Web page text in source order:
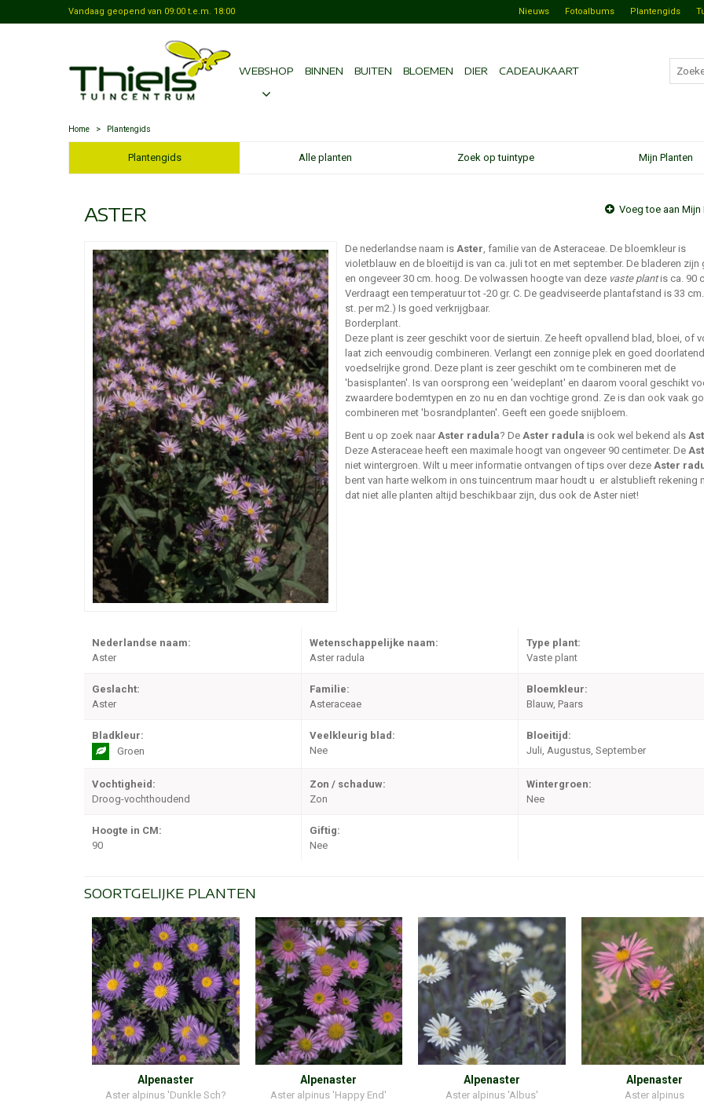
Home > Plantengids
Vandaag geopend van 09:00 t.e.m. 18:00 Nieuws Fotoalbums Plantengids
WEBSHOP BINNEN BUITEN BLOEMEN DIER CADEAUKAART
Plantengids Alle planten Zoek op tuintype Mijn Planten
ASTER Voeg toe aan Mijn
De nederlandse naam is Aster, familie van de Asteraceae. De bloemkleur is
violetblauw en de bloeitijd is van ca. juli tot en met september. De bladeren zijn
en ongeveer 30 cm. hoog. De volwassen hoogte van deze vaste plantis ca. 90
Verdraagt een temperatuur tot -20 gr. C. De geadviseerde plantafstand is 33
st. per m2.) Is goed verkrijgbaar.
Borderplant.
Deze plant is zeer geschikt voor de siertuin. Ze heeft opvallend blad, bloei, of
laat zich eenvoudig combineren. Verlangt een zonnige plek en goed
voedselrijke grond. Deze plant is zeer geschikt om te combineren met de
'basisplanten'. Is van oorsprong een 'weideplant' en daarom vooral geschikt
zwaardere bodemtypen en zo nu en dan vochtige grond. Ze is dan ook vaak
combineren met 'bosrandplanten'. Geeft een goede snijbloem.
Bent u op zoek naar Aster radula? De Aster radula is ook wel bekend als
Deze Asteraceae heeft een maximale hoogt van ongeveer 90 centimeter. De
niet wintergroen. Wilt u meer informatie ontvangen of tips over deze Aster
bent van harte welkom in ons tuincentrum maar houdt u er alstublieft rekening
dat niet alle planten altijd beschikbaar zijn, dus ook de Aster niet!
Nederlandse naam:
Aster
Wetenschappelijke naam:
Aster radula
Type plant:
Vaste plant
Geslacht:
Aster
Familie:
Asteraceae
Bloemkleur:
Blauw, Paars
Bladkleur:
Groen
Veelkleurig blad:
Nee
Bloeitijd:
Juli, Augustus, September
Vochtigheid:
Droog-vochthoudend
Zon / schaduw:
Zon
Wintergroen:
Nee
Hoogte in CM:
90
Giftig:
Nee
SOORTGELIJKE PLANTEN
Alpenaster
Aster alpinus 'Dunkle Sch?
Alpenaster
Aster alpinus 'Happy End'
Alpenaster
Aster alpinus 'Albus'
Alpenaster
Aster alpinus